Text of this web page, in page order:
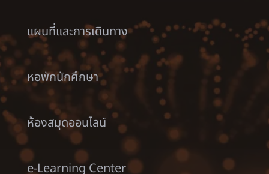
แผนที่และการเดินทาง
หอพักนักศึกษา
ห้องสมุดออนไลน์
e-Learning Center